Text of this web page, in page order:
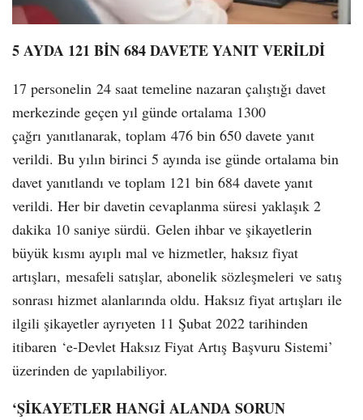
5 AYDA 121 BİN 684 DAVETE YANIT VERİLDİ
17 personelin 24 saat temeline nazaran çalıştığı davet
merkezinde geçen yıl günde ortalama 1300
çağrı yanıtlanarak, toplam 476 bin 650 davete yanıt
verildi. Bu yılın birinci 5 ayında ise günde ortalama bin
davet yanıtlandı ve toplam 121 bin 684 davete yanıt
verildi. Her bir davetin cevaplanma süresi yaklaşık 2
dakika 10 saniye sürdü. Gelen ihbar ve şikayetlerin
büyük kısmı ayıplı mal ve hizmetler, haksız fiyat
artışları, mesafeli satışlar, abonelik sözleşmeleri ve satış
sonrası hizmet alanlarında oldu. Haksız fiyat artışları ile
ilgili şikayetler ayrıyeten 11 Şubat 2022 tarihinden
itibaren ‘e-Devlet Haksız Fiyat Artış Başvuru Sistemi’
üzerinden de yapılabiliyor.
‘ŞİKAYETLER HANGİ ALANDA SORUN